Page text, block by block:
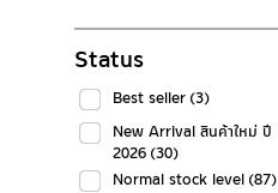
Status
Best seller (3)
New Arrival สินค้าใหม่ ปี
2026 (30)
Normal stock level (87)